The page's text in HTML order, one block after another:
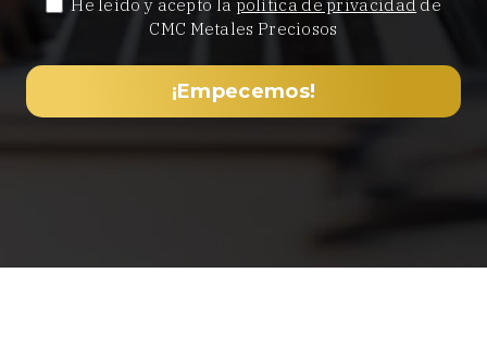
He leído y acepto la política de privacidad de
CMC Metales Preciosos